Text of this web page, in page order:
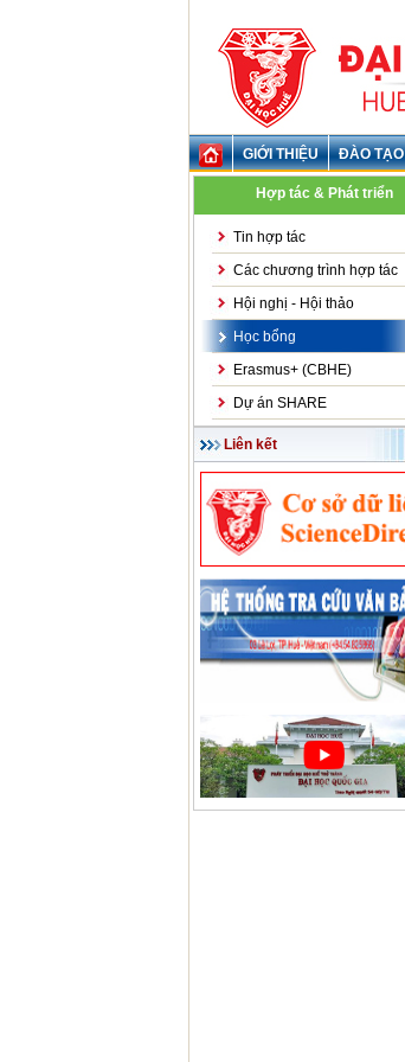
GIỚI THIỆU ĐÀO TẠO
Hợp tác & Phát triển
Tin hợp tác
Các chương trình hợp tác
Hội nghị - Hội thảo
Học bổng
Erasmus+ (CBHE)
Dự án SHARE
Liên kết